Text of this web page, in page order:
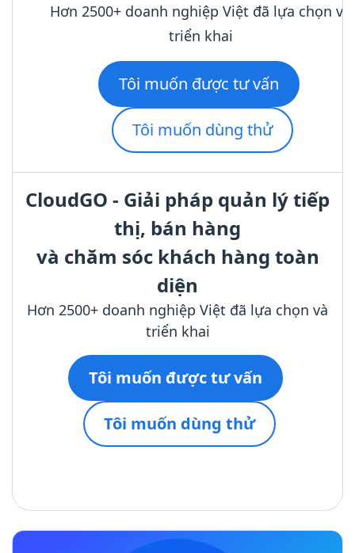
Hơn 2500+ doanh nghiệp Việt đã lựa chọn và
triển khai
Tôi muốn được tư vấn
Tôi muốn dùng thử
CloudGO - Giải pháp quản lý tiếp
thị, bán hàng
và chăm sóc khách hàng toàn
diện
Hơn 2500+ doanh nghiệp Việt đã lựa chọn và
triển khai
Tôi muốn được tư vấn
Tôi muốn dùng thử